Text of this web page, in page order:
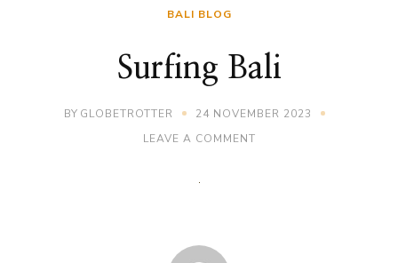
BALI BLOG
Surfing Bali
BY GLOBETROTTER
24 NOVEMBER 2023
LEAVE A COMMENTON